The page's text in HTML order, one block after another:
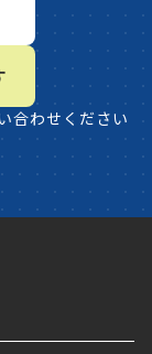
合わせください